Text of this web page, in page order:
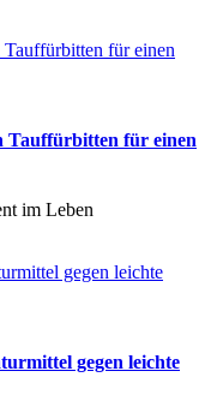
Tauffürbitten für einen
im Leben
gegen leichte